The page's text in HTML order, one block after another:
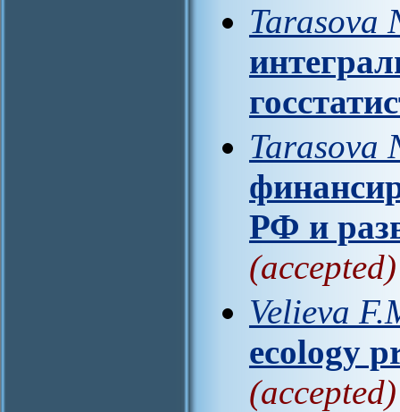
Tarasova
Tarasova
РФ и
(accepted)
Velieva
ecology
(accepted)